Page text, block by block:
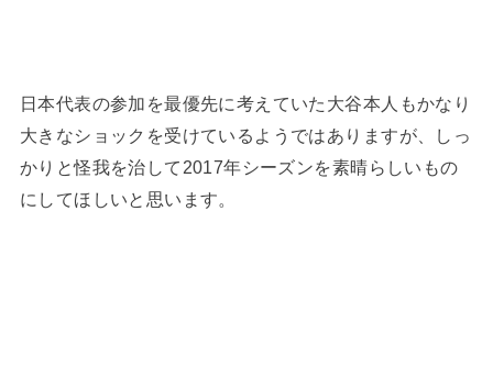
日本代表の参加を最優先に考えていた大谷本人もかなり
大きなショックを受けているようではありますが、しっ
かりと怪我を治して2017年シーズンを素晴らしいもの
にしてほしいと思います。